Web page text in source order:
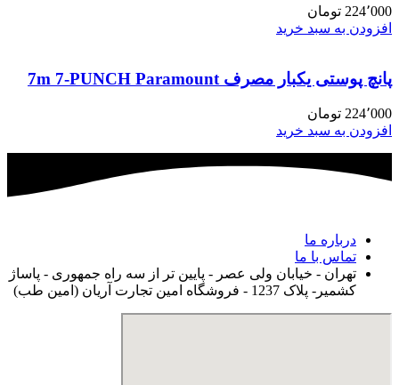
224٬000 تومان
افزودن به سبد خرید
پانچ پوستی یکبار مصرف 7m 7-PUNCH Paramount
224٬000 تومان
افزودن به سبد خرید
درباره ما
تماس با ما
تهران - خیابان ولی عصر - پایین تر از سه راه جمهوری - پاساژ
کشمیر- پلاک 1237 - فروشگاه امین تجارت آریان (امین طب)